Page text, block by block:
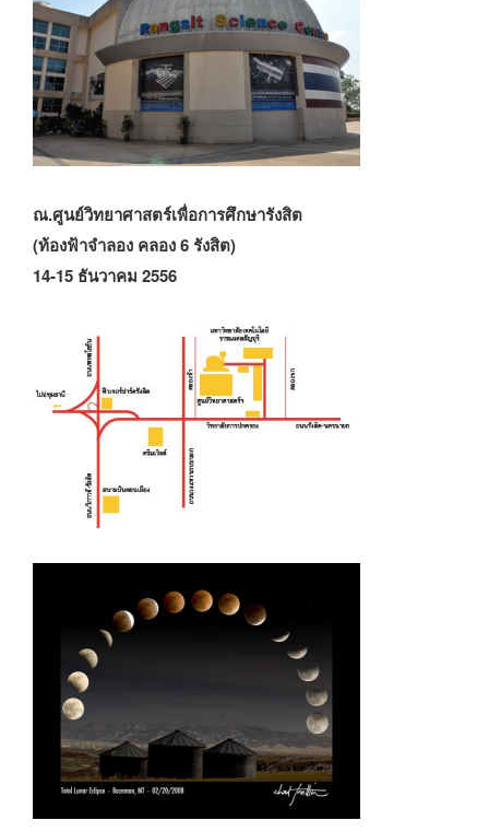
ณ.ศูนย์วิทยาศาสตร์เพื่อการศึกษารังสิต
(ท้องฟ้าจำลอง คลอง 6 รังสิต)
14-15 ธันวาคม 2556